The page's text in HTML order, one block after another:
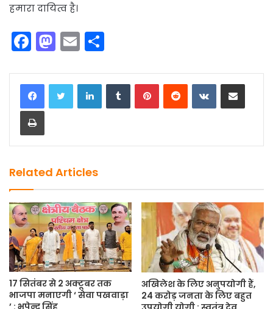
हमारा दायित्व है।
F
a
c
e
b
o
k
M
a
st
o
o
E
m
ai ar
e
LinkedInTumblrPinterestReddit VKontakteShare via Email
Print
Related Articles
17 सितंबर से 2 अक्टूबर तक
भाजपा मनाएगी ‘ सेवा पखवाड़ा
’ : भूपेन्द्र सिंह
अखिलेश के लिए अनुपयोगी हैं,
24 करोड़ जनता के लिए बहुत